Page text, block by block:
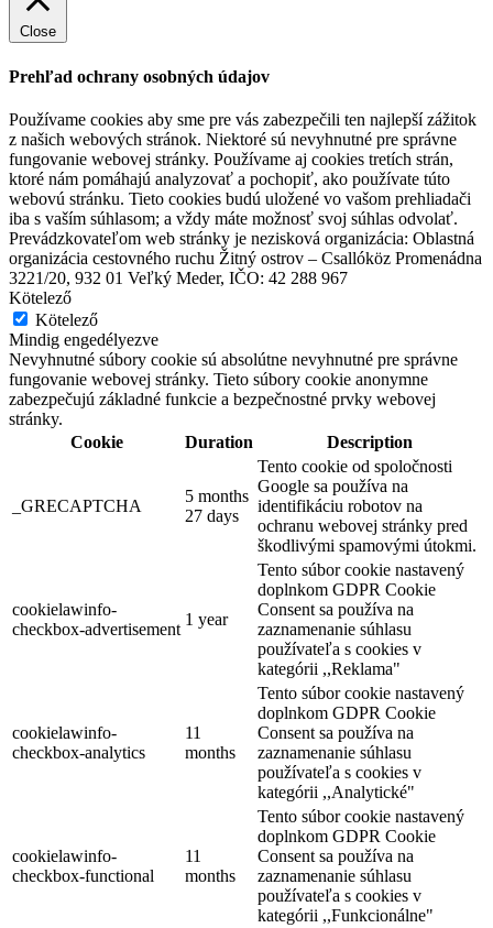
Close
Prehľad ochrany osobných údajov
Používame cookies aby sme pre vás zabezpečili ten najlepší zážitok
z našich webových stránok. Niektoré sú nevyhnutné pre správne
fungovanie webovej stránky. Používame aj cookies tretích strán,
ktoré nám pomáhajú analyzovať a pochopiť, ako používate túto
webovú stránku. Tieto cookies budú uložené vo vašom prehliadači
iba s vaším súhlasom; a vždy máte možnosť svoj súhlas odvolať.
Prevádzkovateľom web stránky je nezisková organizácia: Oblastná
organizácia cestovného ruchu Žitný ostrov – Csallóköz Promenádna
3221/20, 932 01 Veľký Meder, IČO: 42 288 967
Kötelező
Kötelező
Mindig engedélyezve
Nevyhnutné súbory cookie sú absolútne nevyhnutné pre správne
fungovanie webovej stránky. Tieto súbory cookie anonymne
zabezpečujú základné funkcie a bezpečnostné prvky webovej
stránky.
Cookie
Duration Description
_GRECAPTCHA
5 months
27 days
Tento cookie od spoločnosti
Google sa používa na
identifikáciu robotov na
ochranu webovej stránky pred
škodlivými spamovými útokmi.
cookielawinfo-
checkbox-advertisement
1 year
Tento súbor cookie nastavený
doplnkom GDPR Cookie
Consent sa používa na
zaznamenanie súhlasu
používateľa s cookies v
kategórii ,,Reklama"
cookielawinfo-
checkbox-analytics
11
months
Tento súbor cookie nastavený
doplnkom GDPR Cookie
Consent sa používa na
zaznamenanie súhlasu
používateľa s cookies v
kategórii ,,Analytické"
cookielawinfo-
checkbox-functional
11
months
Tento súbor cookie nastavený
doplnkom GDPR Cookie
Consent sa používa na
zaznamenanie súhlasu
používateľa s cookies v
kategórii ,,Funkcionálne"